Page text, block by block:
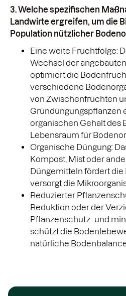
3. Welche spezifischen
Landwirte ergreifen, um die
Population nützlicher
Eine weite Fruchtfolge:
Wechsel der
optimiert die
verschiedene
von Zwischenfrüchten
Gründüngungspflanzen
organischen Gehalt des
Lebensraum für
Organische Düngung:
Kompost, Mist oder
Düngemitteln fördert
versorgt die
Reduzierter
Reduktion oder der
Pflanzenschutz- und
schützt die
natürliche